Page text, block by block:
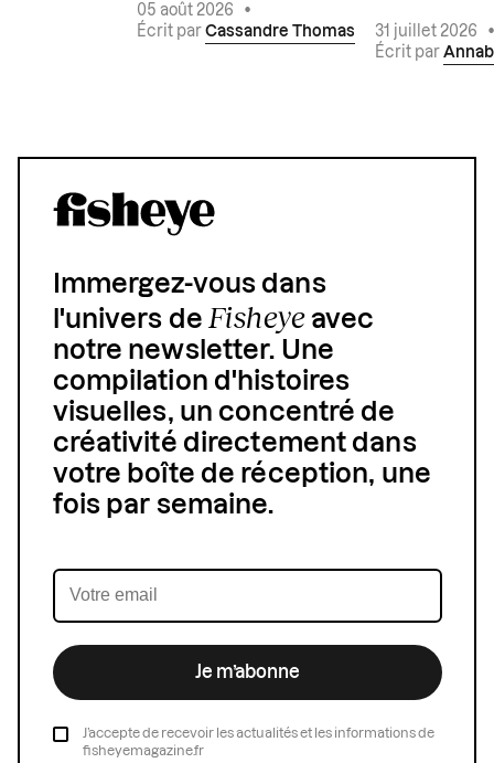
05 août 2026
•
Écrit par Cassandre Thomas 31 juillet 2026
Écrit par
Immergez-vous dans
l'univers de Fisheyeavec
notre newsletter. Une
compilation d'histoires
visuelles, un concentré de
créativité directement dans
votre boîte de réception, une
fois par semaine.
Je m’abonne
J’accepte de recevoir les actualités et les informations de
fisheyemagazine.fr